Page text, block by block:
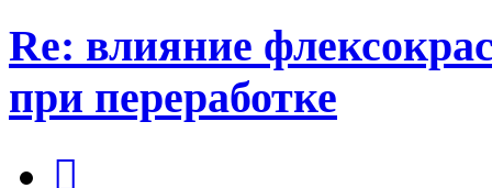
Re: влияние
при переработке